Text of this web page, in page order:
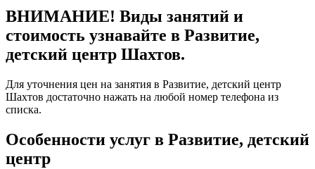
ВНИМАНИЕ! Виды занятий и
стоимость узнавайте в Развитие,
детский центр Шахтов.
Для уточнения цен на занятия в Развитие, детский центр
Шахтов достаточно нажать на любой номер телефона из
списка.
Особенности услуг в Развитие, детский
центр